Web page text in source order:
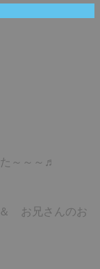
～～～♬
お兄さんのお